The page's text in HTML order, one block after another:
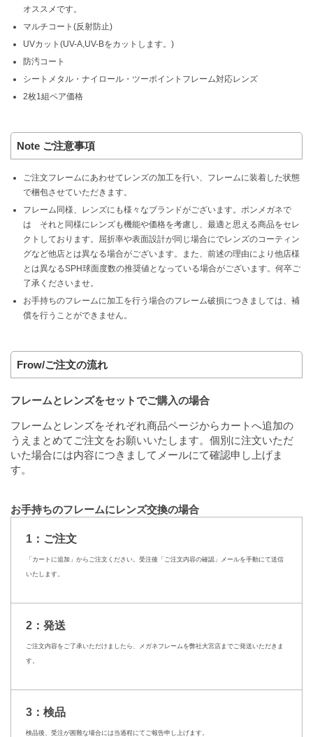
オススメです。
マルチコート(反射防止)
UVカット(UV-A,UV-Bをカットします。)
防汚コート
シートメタル・ナイロール・ツーポイントフレーム対応レンズ
2枚1組ペア価格
Note ご注意事項
ご注文フレームにあわせてレンズの加工を行い、フレームに装着した状態
で梱包させていただきます。
フレーム同様、レンズにも様々なブランドがございます。ポンメガネで
は それと同様にレンズも機能や価格を考慮し、最適と思える商品をセレ
クトしております。屈折率や表面設計が同じ場合にでレンズのコーティン
グなど他店とは異なる場合がございます。また、前述の理由により他店様
とは異なるSPH球面度数の推奨値となっている場合がございます。何卒ご
了承くださいませ。
お手持ちのフレームに加工を行う場合のフレーム破損につきましては、補
償を行うことができません。
Frow/ご注文の流れ
フレームとレンズをセットでご購入の場合
フレームとレンズをそれぞれ商品ページからカートへ追加の
うえまとめてご注文をお願いいたします。個別に注文いただ
いた場合には内容につきましてメールにて確認申し上げま
す。
お手持ちのフレームにレンズ交換の場合
1：ご注文
「カートに追加」からご注文ください。受注後「ご注文内容の確認」メールを手動にて送信
いたします。
2：発送
ご注文内容をご了承いただけましたら、メガネフレームを弊社大宮店までご発送いただきま
す。
3：検品
検品後、受注が困難な場合には当過程にてご報告申し上げます。